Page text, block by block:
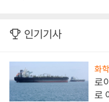
인기기사
화
로
로